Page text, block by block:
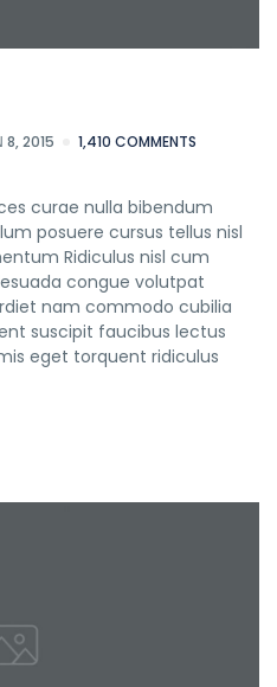
8, 2015 1,410 COMMENTS
curae nulla bibendum
posuere cursus tellus nisl
Ridiculus nisl cum
congue volutpat
nam commodo cubilia
suscipit faucibus lectus
eget torquent ridiculus